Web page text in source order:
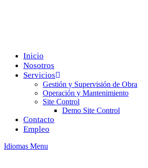
Inicio
Nosotros
Servicios
Gestión y Supervisión de Obra
Operación y Mantenimiento
Site Control
Demo Site Control
Contacto
Empleo
Idiomas Menu